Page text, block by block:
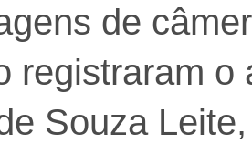
de
registraram o
Souza